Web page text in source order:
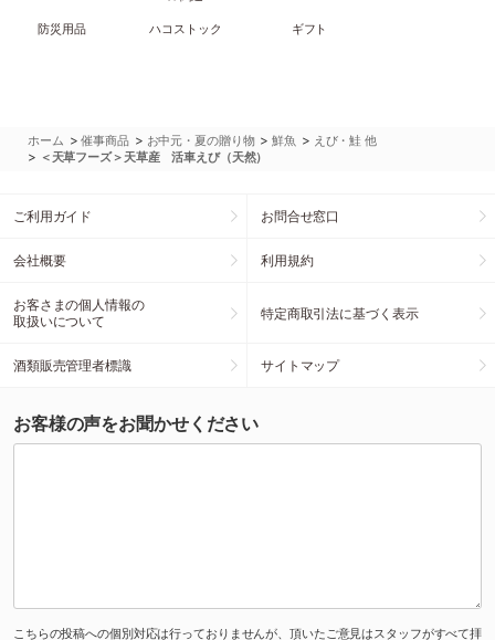
防災用品 ハコストック ギフト
ホーム >催事商品 > お中元・夏の贈り物 >鮮魚 > えび・鮭 他
> ＜天草フーズ＞天草産 活車えび（天然）
ご利用ガイド お問合せ窓口
会社概要 利用規約
お客さまの個人情報の
取扱いについて
特定商取引法に基づく表示
酒類販売管理者標識 サイトマップ
お客様の声をお聞かせください
こちらの投稿への個別対応は行っておりませんが、頂いたご意見はスタッフがすべて拝